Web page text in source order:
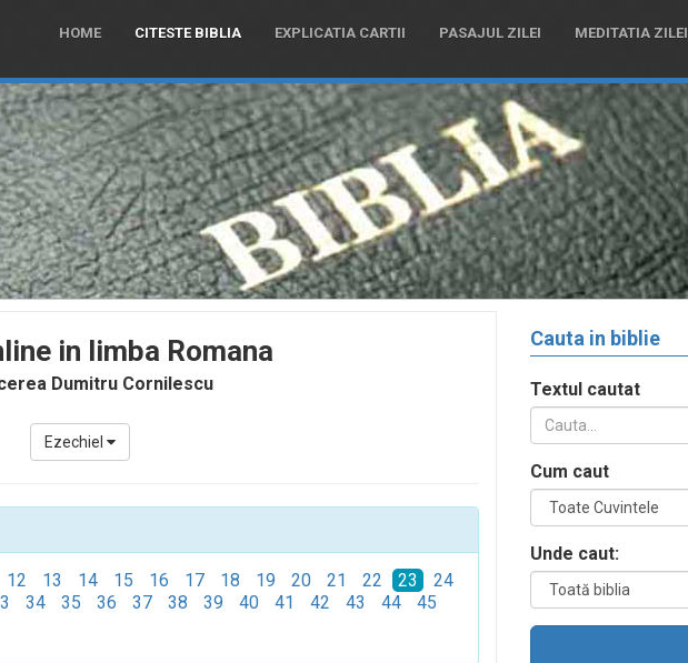
HOME CITESTE BIBLIA EXPLICATIA CARTII PASAJUL ZILEI MEDITATIA ZILEI
in limba Romana
Dumitru Cornilescu
Ezechiel
12 13 14 15 16 17 18 19 20 21 22 23
24
34 35 36 37 38 39 40 41 42 43 44
45
Cauta in biblie
Textul cautat
Cum caut
Unde caut: